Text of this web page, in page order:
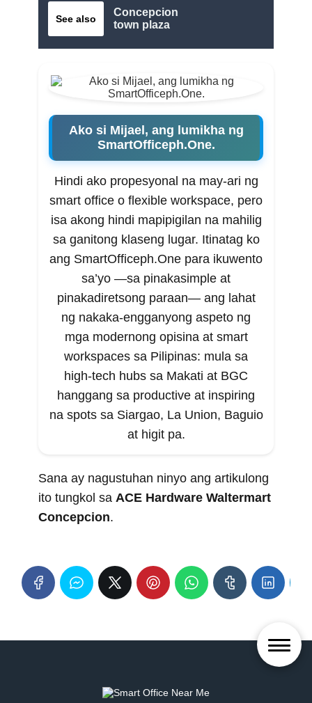
See also
Concepcion
town plaza
Ako si Mijael, ang lumikha ng
SmartOfficeph.One.
Hindi ako propesyonal na may-ari ng
smart office o flexible workspace, pero
isa akong hindi mapipigilan na mahilig
sa ganitong klaseng lugar. Itinatag ko
ang SmartOfficeph.One para ikuwento
sa’yo —sa pinakasimple at
pinakadiretsong paraan— ang lahat
ng nakaka-engganyong aspeto ng
mga modernong opisina at smart
workspaces sa Pilipinas: mula sa
high-tech hubs sa Makati at BGC
hanggang sa productive at inspiring
na spots sa Siargao, La Union, Baguio
at higit pa.
Sana ay nagustuhan ninyo ang artikulong
ito tungkol sa ACE Hardware Waltermart
Concepcion.